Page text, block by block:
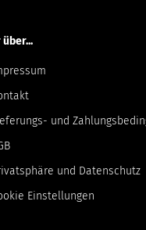
und
und Datenschutz
Einstellungen